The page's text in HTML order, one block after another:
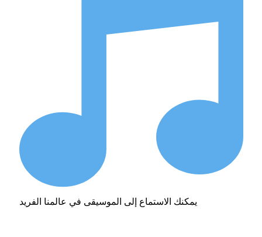
يمكنك الاستماع إلى الموسيقى في عالمنا الفريد